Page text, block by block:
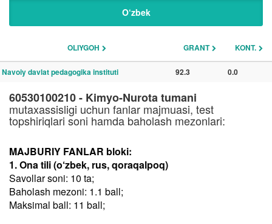
O‘zbek
OLIYGOH GRANT KONT.
Navoiy davlat pedagogika instituti 92.3 0.0
60530100210 - Kimyo-Nurota tumani
mutaxassisligi uchun fanlar majmuasi, test
topshiriqlari soni hamda baholash mezonlari:
MAJBURIY FANLAR bloki:
1. Ona tili (o‘zbek, rus, qoraqalpoq)
Savollar soni: 10 ta;
Baholash mezoni: 1.1 ball;
Maksimal ball: 11 ball;